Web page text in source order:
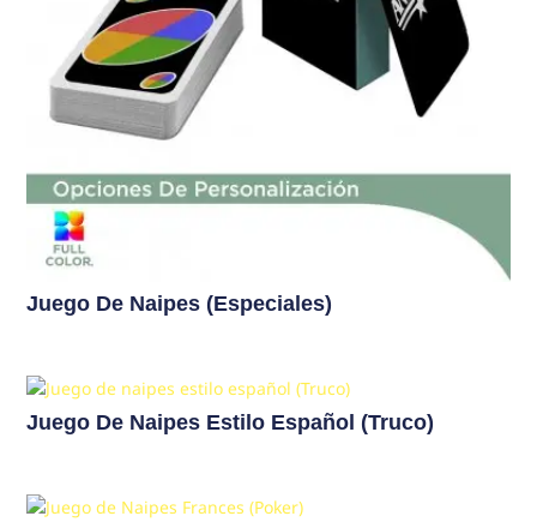
Juego De Naipes (Especiales)
Juego De Naipes Estilo Español (Truco)